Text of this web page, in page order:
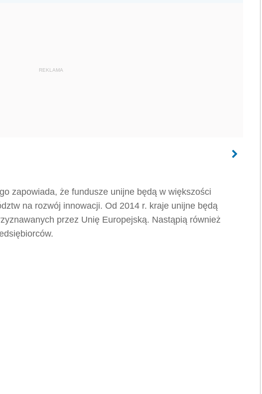
REKLAMA
zapowiada, że fundusze unijne będą w większości
na rozwój innowacji. Od 2014 r. kraje unijne będą
przez Unię Europejską. Nastąpią również